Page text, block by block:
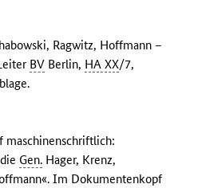
Ragwitz, Hoffmann –
BV Berlin, HA XX/7,
maschinenschriftlich:
Gen. Hager, Krenz,
Im Dokumentenkopf